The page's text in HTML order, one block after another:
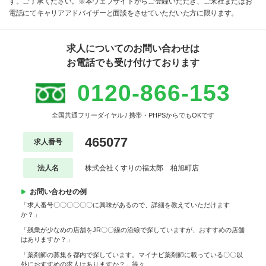
電話にてキャリアアドバイザーと面談をさせていただいた方に限ります。
求人についてのお問い合わせは
お電話でも受け付けております
0120-866-153
全国共通フリーダイヤル / 携帯・PHPSからでもOKです
求人番号 465077
法人名 株式会社くすりの福太郎 柏旭町店
お問い合わせの例
「求人番号〇〇〇〇〇〇に興味があるので、詳細を教えていただけます
か？」
「残業が少なめの店舗をJR〇〇線の沿線で探していますが、おすすめの店舗
はありますか？」
「薬剤師の募集を都内で探しています。マイナビ薬剤師に載っている〇〇以
外におすすめの求人はありますか？」等々